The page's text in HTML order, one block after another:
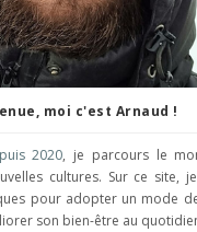
moi c'est Arnaud !
2020, je parcours le
cultures. Sur ce site,
pour adopter un mode
son bien-être au